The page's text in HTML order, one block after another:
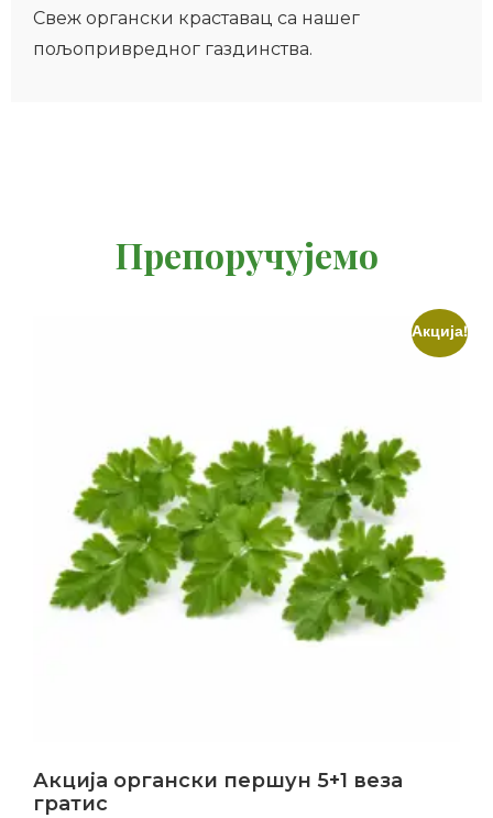
Свеж органски краставац са нашег
пољопривредног газдинства.
Препоручујемо
Акција!
Акција органски першун 5+1 веза
гратис